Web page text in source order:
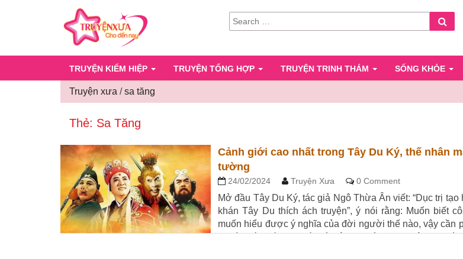
SEARCH
FOR:
TRUYỆN KIẾM HIỆP TRUYỆN TỔNG HỢP TRUYỆN TRINH THÁM SỐNG KHỎE
Truyện xưa /sa tăng
Thẻ: Sa Tăng
Cảnh giới cao nhất trong Tây Du Ký, thế nhân
tường
24/02/2024 Truyện Xưa Comments
0 Comment
Mở đầu Tây Du Ký, tác giả Ngô Thừa Ân viết: “Dục trị tạo
khán Tây Du thích ách truyện”, ý nói rằng: Muốn biết
muốn hiểu được ý nghĩa của đời người thế nào, vậy cần
người nói, nếu bạn có thể thật sự hiểu được Tây Du Ký,